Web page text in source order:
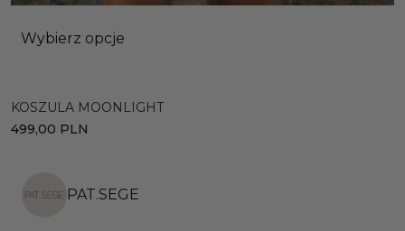
Wybierz opcje
KOSZULA MOONLIGHT
499,00 PLN
PAT.SEGE